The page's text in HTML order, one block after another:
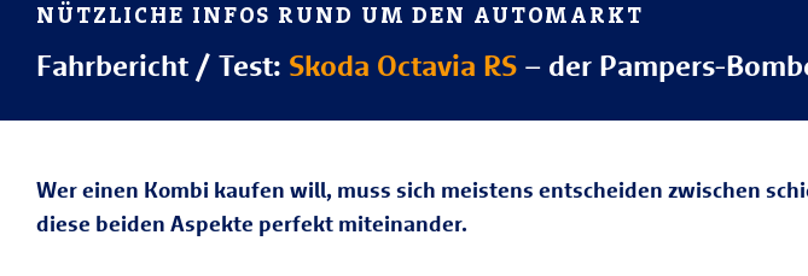
NÜTZLICHE INFOS RUND UM DEN AUTOMARKT
Fahrbericht / Test: Skoda Octavia RS – der Pampers-
Wer einen Kombi kaufen will, muss sich meistens entscheiden zwischen
diese beiden Aspekte perfekt miteinander.